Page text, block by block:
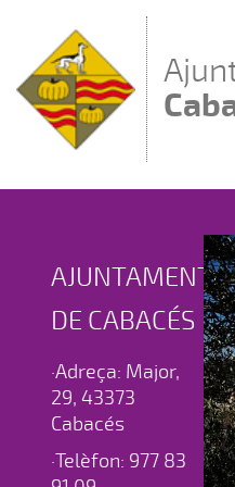
AJUNTAMENT
DE CABACÉS
·Adreça: Major,
29, 43373
Cabacés
·Telèfon: 977 83
AJUNTAMENT
DE CABACÉS
·Adreça: Major,
29, 43373
Cabacés
·Telèfon: 977 83
AJUNTAMENT
DE CABACÉS
·Adreça: Major,
29, 43373
Cabacés
·Telèfon: 977 83